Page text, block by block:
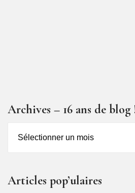
Archives – 16 ans de blog
de
Articles pop’ulaires